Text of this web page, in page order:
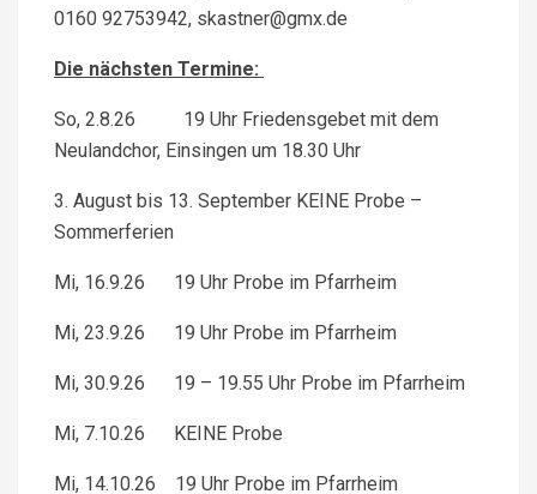
0160 92753942, skastner@gmx.de
Die nächsten Termine:
So, 2.8.26 19 Uhr Friedensgebet mit dem
Neulandchor, Einsingen um 18.30 Uhr
3. August bis 13. September KEINE Probe –
Sommerferien
Mi, 16.9.26 19 Uhr Probe im Pfarrheim
Mi, 23.9.26 19 Uhr Probe im Pfarrheim
Mi, 30.9.26 19 – 19.55 Uhr Probe im Pfarrheim
Mi, 7.10.26 KEINE Probe
Mi, 14.10.26 19 Uhr Probe im Pfarrheim